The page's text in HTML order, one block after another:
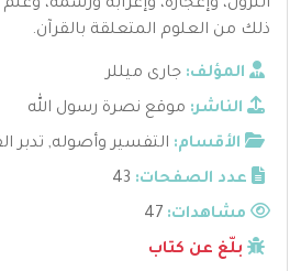
النزول، وإعجازه، وإعرابه ورسمه،
ذلك من العلوم المتعلقة بالقرآن.
المؤلف: جارى ميللر
الناشر: موقع نصرة رسول الله
الأقسام: التفسير وأصوله, تدبر
عدد الصفحات: 43
مشاهدات:
بلّغ عن كتاب